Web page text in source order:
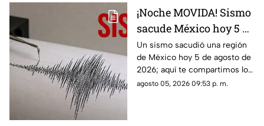
¡Noche MOVIDA! Sismo
sacude México hoy 5 de
agosto de 2026 ¿Cuál
fue la magnitud?
Un sismo sacudió una región
de México hoy 5 de agosto de
2026; aquí te compartimos los
detalles.
agosto 05, 2026 09:53 p. m.